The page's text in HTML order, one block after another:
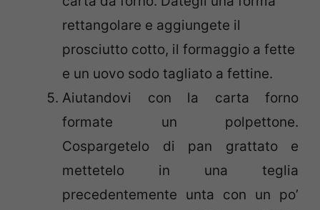
rettangolare e aggiungete il
prosciutto cotto, il formaggio a fette
e un uovo sodo tagliato a fettine.
Aiutandovi con la carta forno
formate un polpettone.
Cospargetelo di pan grattato e
mettetelo in una teglia
precedentemente unta con un po’